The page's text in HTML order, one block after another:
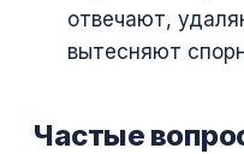
отвечают,
вытесняют
Частые